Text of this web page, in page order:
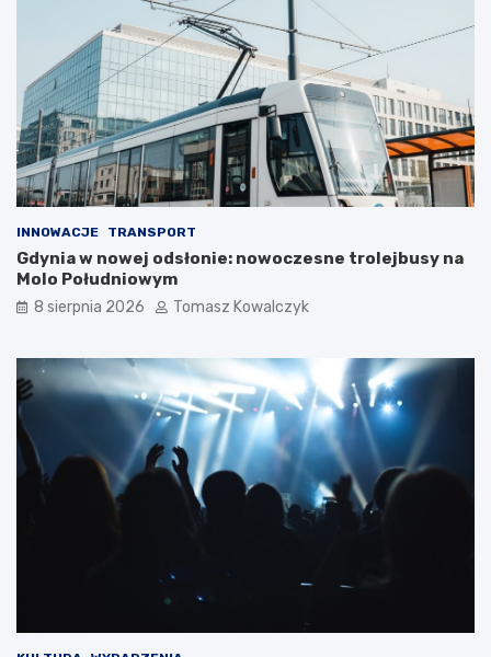
ć
?
INNOWACJE TRANSPORT
Gdynia w nowej odsłonie: nowoczesne trolejbusy na
Molo Południowym
8 sierpnia 2026 Tomasz Kowalczyk